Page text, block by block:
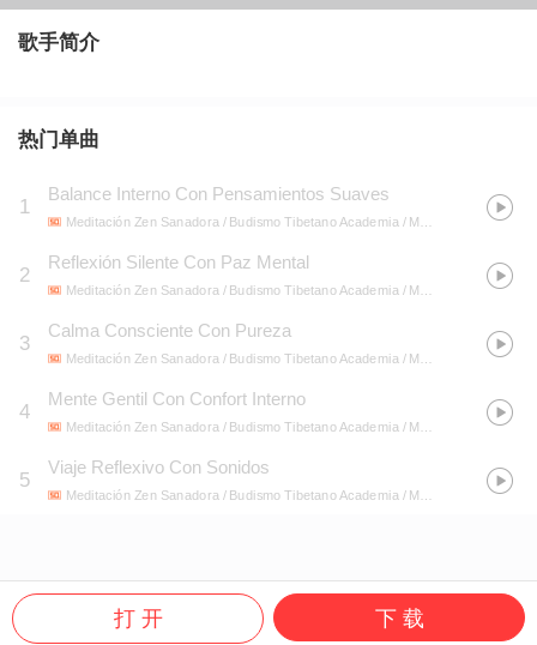
歌手简介
热门单曲
1
Balance Interno Con Pensamientos Suaves
Meditación Zen Sanadora / Budismo Tibetano Academia / Meditaciones de lluvia
2
Reflexión Silente Con Paz Mental
Meditación Zen Sanadora / Budismo Tibetano Academia / Meditaciones de lluvia
3
Calma Consciente Con Pureza
Meditación Zen Sanadora / Budismo Tibetano Academia / Meditaciones de lluvia
4
Mente Gentil Con Confort Interno
Meditación Zen Sanadora / Budismo Tibetano Academia / Meditaciones de lluvia
5
Viaje Reflexivo Con Sonidos
Meditación Zen Sanadora / Budismo Tibetano Academia / Meditaciones de lluvia
打 开 下 载